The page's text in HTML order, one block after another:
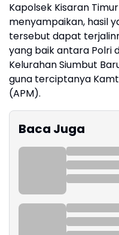
Kapolsek Kisaran
menyampaikan, hasil
tersebut dapat
yang baik antara Polri
Kelurahan Siumbut
guna terciptanya
(APM).
Baca Juga